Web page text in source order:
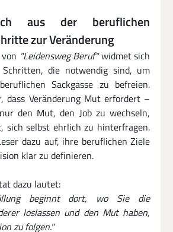
aus der beruflichen
zur Veränderung
"Leidensweg Beruf" widmet sich
die notwendig sind, um
Sackgasse zu befreien.
dass Veränderung Mut erfordert –
den Mut, den Job zu wechseln,
sich selbst ehrlich zu hinterfragen.
dazu auf, ihre beruflichen Ziele
klar zu definieren.
dazu lautet:
beginnt dort, wo Sie die
loslassen und den Mut haben,
zu folgen."